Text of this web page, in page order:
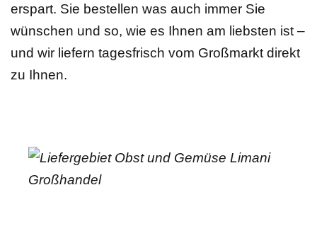
erspart. Sie bestellen was auch immer Sie
wünschen und so, wie es Ihnen am liebsten ist –
und wir liefern tagesfrisch vom Großmarkt direkt
zu Ihnen.